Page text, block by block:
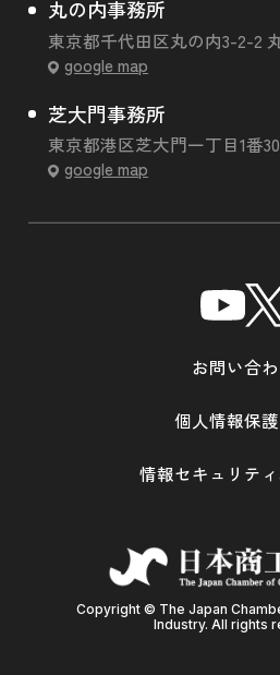
丸の内事務所
東京都千代田区丸の内3-2-2
google map
芝大門事務所
東京都港区芝大門一丁目1番
google map
Copyright © The Japan
Industry. All rights
お問い合
個人情報保
情報セキュリテ